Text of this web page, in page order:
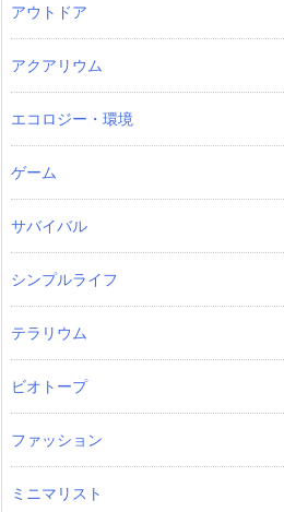
アウトドア
アクアリウム
エコロジー・環境
ゲーム
サバイバル
シンプルライフ
テラリウム
ビオトープ
ファッション
ミニマリスト